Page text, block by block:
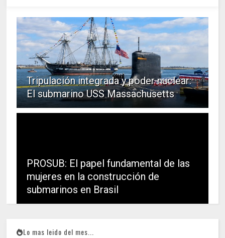
Tripulación integrada y poder nuclear:
El submarino USS Massachusetts
PROSUB: El papel fundamental de las
mujeres en la construcción de
submarinos en Brasil
Lo mas leido del mes...